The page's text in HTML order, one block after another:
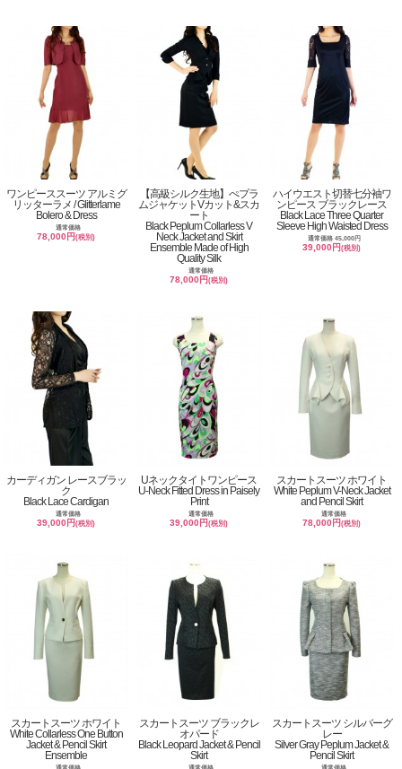
ワンピーススーツ アルミグ
リッターラメ / Glitterlame
Bolero & Dress
通常価格
78,000円(税別)
【高級シルク生地】ぺプラ
ムジャケットVカット&スカ
ート
Black Peplum Collarless V
Neck Jacket and Skirt
Ensemble Made of High
Quality Silk
通常価格
78,000円(税別)
ハイウエスト切替七分袖ワ
ンピース ブラックレース
Black Lace Three Quarter
Sleeve High Waisted Dress
通常価格 45,000円
39,000円(税別)
カーディガン レースブラッ
ク
Black Lace Cardigan
通常価格
39,000円(税別)
Uネックタイトワンピース
U-Neck Fitted Dress in Paisely
Print
通常価格
39,000円(税別)
スカートスーツ ホワイト
White Peplum V-Neck Jacket
and Pencil Skirt
通常価格
78,000円(税別)
スカートスーツ ホワイト
White Collarless One Button
Jacket & Pencil Skirt
Ensemble
通常価格
スカートスーツ ブラックレ
オパード
Black Leopard Jacket & Pencil
Skirt
通常価格
スカートスーツ シルバーグ
レー
Silver Gray Peplum Jacket &
Pencil Skirt
通常価格